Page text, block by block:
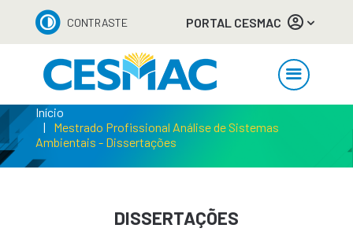
CONTRASTE PORTAL CESMAC
Início
Mestrado Profissional Análise de Sistemas
Ambientais - Dissertações
DISSERTAÇÕES